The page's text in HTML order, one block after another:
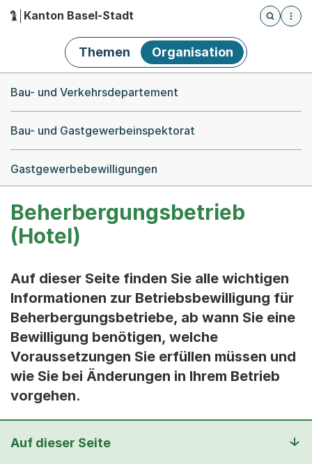
Hauptnavigation
Kanton Basel-Stadt
Öffnet
Themen Organisation
Bau- und Verkehrsdepartement
Bau- und Gastgewerbeinspektorat
Gastgewerbebewilligungen
Beherbergungsbetrieb
(Hotel)
Auf dieser Seite finden Sie alle wichtigen
Informationen zur Betriebsbewilligung für
Beherbergungsbetriebe, ab wann Sie eine
Bewilligung benötigen, welche
Voraussetzungen Sie erfüllen müssen und
wie Sie bei Änderungen in Ihrem Betrieb
vorgehen.
Auf dieser Seite